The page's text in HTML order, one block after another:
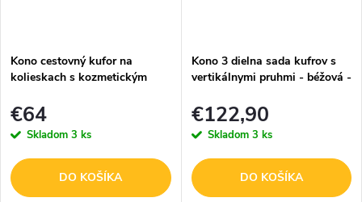
Kono cestovný kufor na
kolieskach s kozmetickým
tyrkysová
€64
Skladom 3 ks
DO KOŠÍKA
Kono 3 dielna sada kufrov s
vertikálnymi pruhmi - béžová -
€122,90
Skladom 3 ks
DO KOŠÍKA